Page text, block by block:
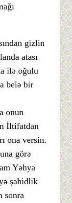
gizlin
atası
ilə oğulu
belə bir
onun
İltifatdan
ona versin.
görə
Yəhya
şahidlik
sonra